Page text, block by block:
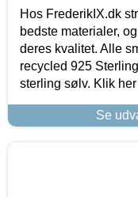
Hos FrederikIX.dk
bedste materialer,
deres kvalitet. Alle
recycled 925
sterling sølv. Klik
Se